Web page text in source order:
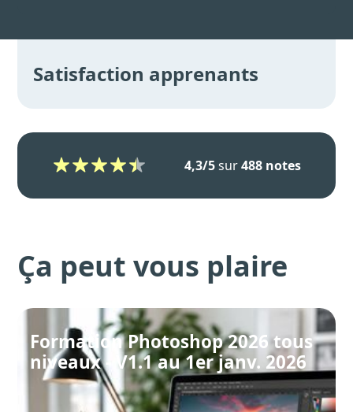
Satisfaction apprenants
4,3/5sur488 notes
Ça peut vous plaire
Formation Photoshop 2026 tous
niveaux - V1.1 au 1er janv. 2026